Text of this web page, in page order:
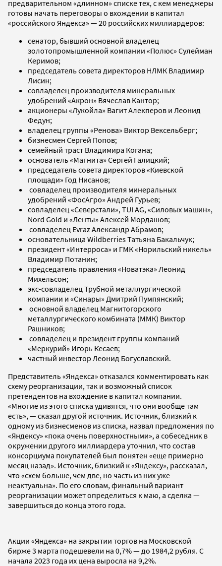
предварительном «длинном» списке тех, с кем менеджеры
готовы начать переговоры о вхождении в капитал
«российского Яндекса» — 20 российских миллиардеров:
сенатор, бывший основной владелец
золотопромышленной компании «Полюс» Сулейман
Керимов;
председатель совета директоров НЛМК Владимир
Лисин;
совладелец производителя минеральных
удобрений «Акрон» Вячеслав Кантор;
акционеры «Лукойла» Вагит Алекперов и Леонид
Федун;
владелец группы «Ренова» Виктор Вексельберг;
бизнесмен Сергей Попов;
семейный траст Владимира Когана;
основатель «Магнита» Сергей Галицкий;
председатель совета директоров «Киевской
площади» Год Нисанов;
совладелец производителя минеральных
удобрений «ФосАгро» Андрей Гурьев;
совладелец «Северстали», TUI AG, «Силовых машин»,
Nord Gold и «Ленты» Алексей Мордашов;
совладелец Evraz Александр Абрамов;
основательница Wildberries Татьяна Бакальчук;
президент «Интерроса» и ГМК «Норильский никель»
Владимир Потанин;
председатель правления «Новатэка» Леонид
Михельсон;
экс-совладелец Трубной металлургической
компании и «Синары» Дмитрий Пумпянский;
основной владелец Магнитогорского
металлургического комбината (ММК) Виктор
Рашников;
совладелец и президент группы компаний
«Меркурий» Игорь Кесаев;
частный инвестор Леонид Богуславский.
Представитель «Яндекса» отказался комментировать как
схему реорганизации, так и возможный список
претендентов на вхождение в капитал компании.
«Многие из этого списка удивятся, что они вообще там
есть», — сказал другой источник. Источник, близкий к
одному из бизнесменов из списка, назвал предложения по
«Яндексу» «пока очень поверхностными», а собеседник в
окружении другого миллиардера уточнил, что состав
консорциума покупателей был понятен «еще примерно
месяц назад». Источник, близкий к «Яндексу», рассказал,
что «схем больше, чем две, но часть из них уже
неактуальна». По его словам, финальный вариант
реорганизации может определиться к маю, а сделка —
завершиться до конца этого года.
Акции «Яндекса» на закрытии торгов на Московской
бирже 3 марта подешевели на 0,7% — до 1984,2 рубля. С
начала 2023 года их цена выросла на 9,2%.